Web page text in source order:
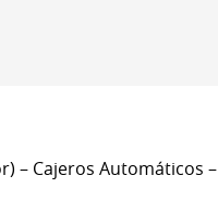
– Cajeros Automáticos –